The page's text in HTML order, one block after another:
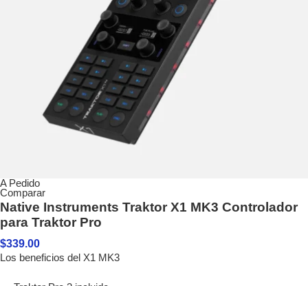
A Pedido
Comparar
Native Instruments Traktor X1 MK3 Controlador
para Traktor Pro
$339.00
Los beneficios del X1 MK3